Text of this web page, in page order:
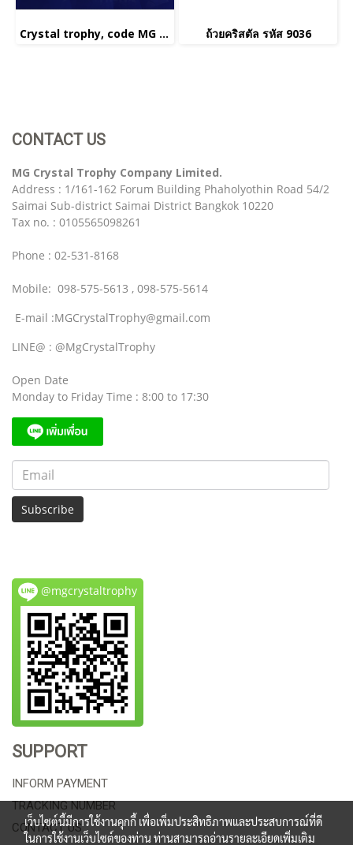
Crystal trophy, code MG 9015 ถ้วยคริสตัล รหัส 9036
CONTACT US
MG Crystal Trophy Company Limited.
Address : 1/161-162 Forum Building Phaholyothin Road 54/2
Saimai Sub-district Saimai District Bangkok 10220
Tax no. : 0105565098261
Phone : 02-531-8168
Mobile: 098-575-5613 , 098-575-5614
E-mail :MGCrystalTrophy@gmail.com
LINE@ : @MgCrystalTrophy
Open Date
Monday to Friday Time : 8:00 to 17:30
Subscribe
@mgcrystaltrophy
SUPPORT
INFORM PAYMENT
TRACKING NUMBER
CONTACT US
เว็บไซต์นี้มีการใช้งานคุกกี้ เพื่อเพิ่มประสิทธิภาพและประสบการณ์ที่ดี
ในการใช้งานเว็บไซต์ของท่าน ท่านสามารถอ่านรายละเอียดเพิ่มเติม